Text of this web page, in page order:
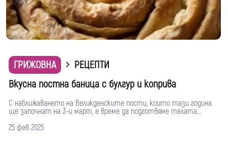
ГРИЖОВНА
РЕЦЕПТИ
Вкусна постна баница с булгур и коприва
С наближаването на Великденските пости, които тази година
ще започнат на 3-и март, е време да подготвяме телата...
25 фев 2025